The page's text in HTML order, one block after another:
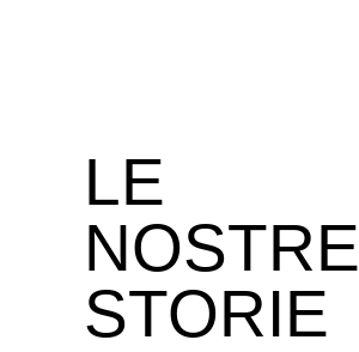
LE
NOSTRE
STORIE